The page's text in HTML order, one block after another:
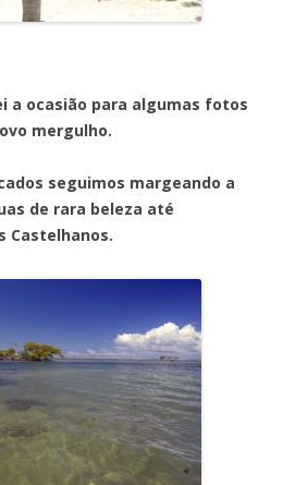
para algumas fotos
mergulho.
margeando a
de rara beleza até
Castelhanos.